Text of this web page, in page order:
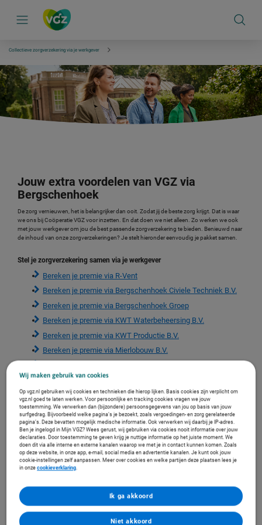
k
s
n
g
Collectieve zorgverzekering via je werkgever
Jouw extra voordelen van VGZ via
Bergschenhoek
De zorg vernieuwen, het is belangrijker dan ooit. Zodat jij de beste zorg krijgt. Dat is waar
we ons bij Coöperatie VGZ voor inzetten. En dat doen we niet alleen. Zo werken we ook
met jouw werkgever om jou de best passende zorgverzekering te bieden. Benieuwd naar
de inhoud van onze zorgverzekeringen? Je stelt hieronder eenvoudig je pakket samen.
Stel je zorgverzekering samen via je werkgever
Bereken je premie via R-Vent
Bereken je premie via Bergschenhoek Civiele Techniek B.V.
Bereken je premie via Bergschenhoek Groep
Bereken je premie via KWT Waterbeheersing B.V.
Bereken je premie via KWT Productie B.V.
Bereken je premie via Mierlobouw B.V.
Alle voordelen op een rijtje
Beweeg van rechts naar links
Wij maken gebruik van cookies
Op vgz.nl gebruiken wij cookies en technieken die hierop lijken. Basis cookies zijn verplicht om
vgz.nl goed te laten werken. Voor persoonlijke en tracking cookies vragen we jouw
toestemming. We verwerken dan (bijzondere) persoonsgegevens van jou op basis van jouw
surfgedrag. Bijvoorbeeld welke pagina’s je bezoekt, zoals vergoedingen- en zorg gerelateerde
pagina’s. Deze bevatten mogelijk medische informatie. Ook verwerken wij daarbij je IP-adres.
Ben je ingelogd in Mijn VGZ? Wees gerust, wij gebruiken via cookies nooit informatie over jouw
declaraties. Door toestemming te geven krijg je nuttige informatie op het juiste moment. We
doen dit via alle interne en externe kanalen waarop we met je in contact kunnen komen. Zoals
op deze website, in onze app, e-mail, social media en advertentie kanalen. Je kunt ook jouw
cookie-instellingen zelf aanpassen. Meer over cookies en welke partijen deze plaatsen lees je
in onzecookieverklaring
Niet akkoord
Ik ga akkoord